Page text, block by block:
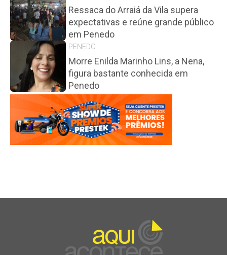
Ressaca do Arraiá da Vila supera
expectativas e reúne grande público
em Penedo
PENEDO
Morre Enilda Marinho Lins, a Nena,
figura bastante conhecida em
Penedo